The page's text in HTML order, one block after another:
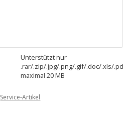
Unterstützt nur
.rar/.zip/.jpg/.png/.gif/.doc/.xls/.pdf,
maximal 20 MB
Service-Artikel